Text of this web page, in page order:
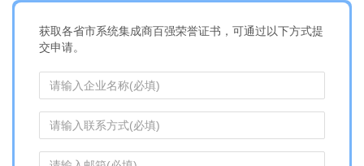
获取各省市系统集成商百强荣誉证书，可通过以下方式提
交申请。